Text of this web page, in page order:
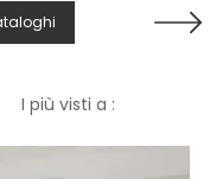
I più visti a :